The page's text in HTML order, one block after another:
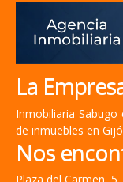
La
Inmobiliaria Sabugo
de inmuebles en
Nos